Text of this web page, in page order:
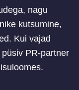
nagu
kutsumine,
Kui vajad
PR-partner